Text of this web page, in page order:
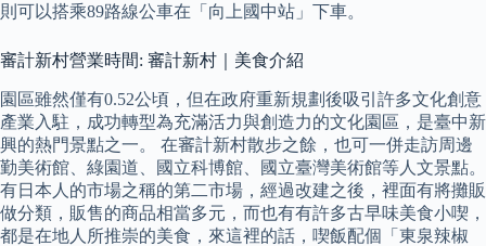
則可以搭乘89路線公車在「向上國中站」下車。
審計新村營業時間: 審計新村｜美食介紹
園區雖然僅有0.52公頃，但在政府重新規劃後吸引許多文化創意
產業入駐，成功轉型為充滿活力與創造力的文化園區，是臺中新
興的熱門景點之一。 在審計新村散步之餘，也可一併走訪周邊
勤美術館、綠園道、國立科博館、國立臺灣美術館等人文景點。
有日本人的市場之稱的第二市場，經過改建之後，裡面有將攤販
做分類，販售的商品相當多元，而也有有許多古早味美食小喫，
都是在地人所推崇的美食，來這裡的話，喫飯配個「東泉辣椒